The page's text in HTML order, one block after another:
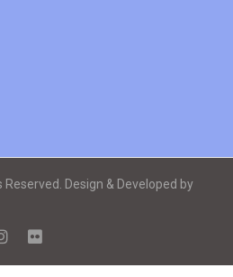
Design & Developed by